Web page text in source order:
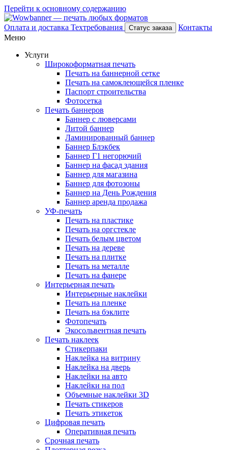
Перейти к основному содержанию
Оплата и доставка Техтребования Статус заказа
Контакты
Меню
Услуги
Широкоформатная печать
Печать на баннерной сетке
Печать на самоклеющейся пленке
Паспорт строительства
Фотосетка
Печать баннеров
Баннер с люверсами
Литой баннер
Ламинированный баннер
Баннер Блэкбек
Баннер Г1 негорючий
Баннер на фасад здания
Баннер для магазина
Баннер для фотозоны
Баннер на День Рождения
Баннер аренда продажа
УФ-печать
Печать на пластике
Печать на оргстекле
Печать белым цветом
Печать на дереве
Печать на плитке
Печать на металле
Печать на фанере
Интерьерная печать
Интерьерные наклейки
Печать на пленке
Печать на бэклите
Фотопечать
Экосольвентная печать
Печать наклеек
Стикерпаки
Наклейка на витрину
Наклейка на дверь
Наклейки на авто
Наклейки на пол
Объемные наклейки 3D
Печать стикеров
Печать этикеток
Цифровая печать
Оперативная печать
Срочная печать